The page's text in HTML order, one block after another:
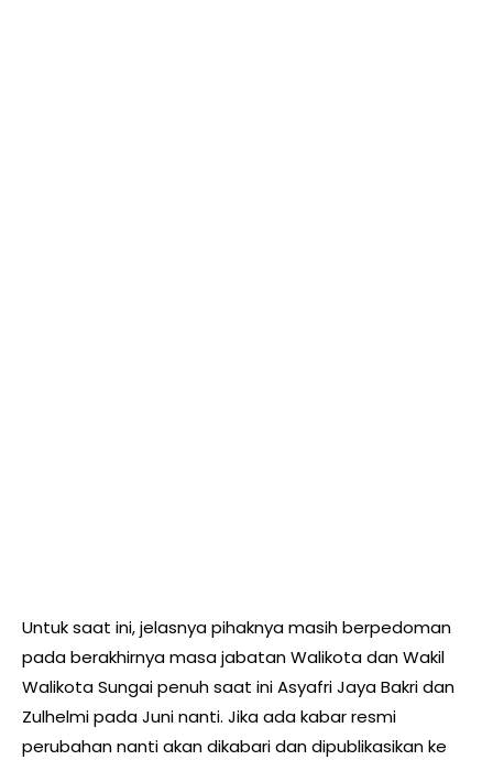
Untuk saat ini, jelasnya pihaknya masih berpedoman
pada berakhirnya masa jabatan Walikota dan Wakil
Walikota Sungai penuh saat ini Asyafri Jaya Bakri dan
Zulhelmi pada Juni nanti. Jika ada kabar resmi
perubahan nanti akan dikabari dan dipublikasikan ke